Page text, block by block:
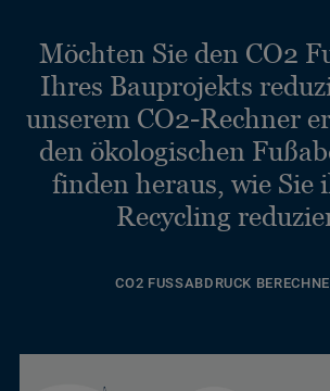
Möchten Sie den CO2
Ihres Bauprojekts
unserem CO2-Rechner
den ökologischen
finden heraus, wie Sie
Recycling
CO2 FUSSABDRUCK